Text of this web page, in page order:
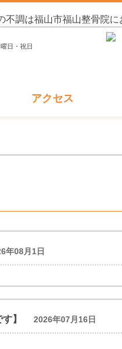
不調は福山市福山整骨院に
日・祝日
アクセス
年08月1日
】 2026年07月16日